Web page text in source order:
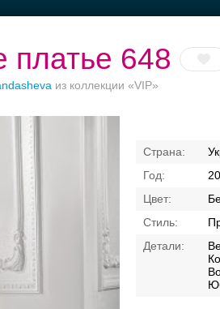
платье 648
из коллекции «VIP»
городом
образ
Банкет